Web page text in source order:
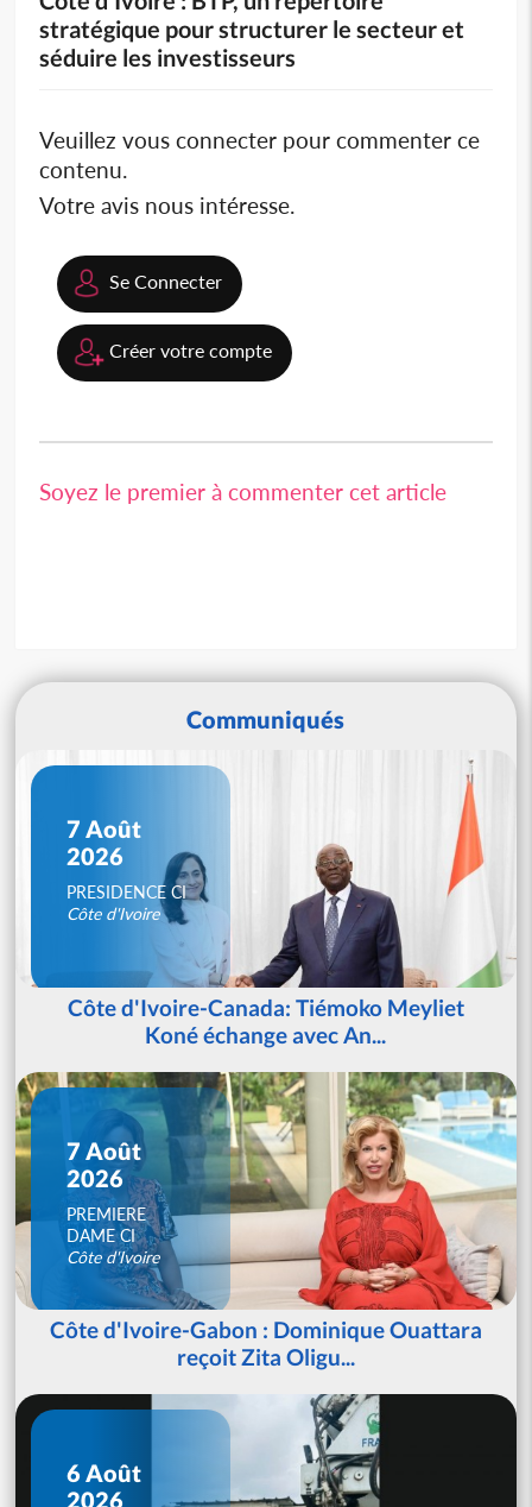
stratégique pour structurer le secteur et
séduire les investisseurs
Veuillez vous connecter pour commenter ce
contenu.
Votre avis nous intéresse.
Se Connecter
Créer votre compte
Soyez le premier à commenter cet article
Communiqués
7 Août
2026
PRESIDENCE CI
Côte d'Ivoire
Côte d'Ivoire-Canada: Tiémoko Meyliet
Koné échange avec An...
7 Août
2026
PREMIERE
DAME CI
Côte d'Ivoire
Côte d'Ivoire-Gabon : Dominique Ouattara
reçoit Zita Oligu...
6 Août
2026